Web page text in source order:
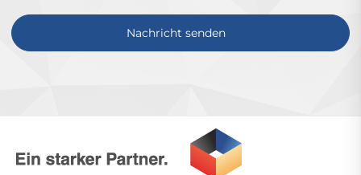
Nachricht senden